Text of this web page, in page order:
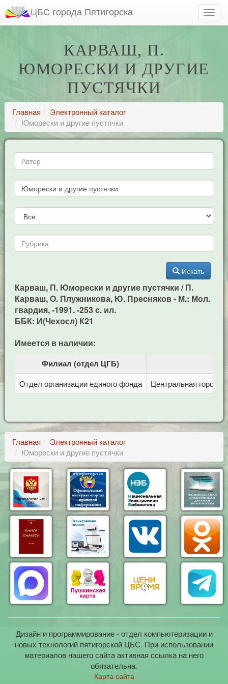
ЦБС города Пятигорска
КАРВАШ, П.
ЮМОРЕСКИ И ДРУГИЕ
ПУСТЯЧКИ
Главная
Электронный каталог
Юморески и другие пустячки
Искать
Карваш, П. Юморески и другие пустячки / П.
Карваш, О. Плужникова, Ю. Пресняков - М.: Мол.
гвардия, -1991. -253 с. ил.
ББК: И(Чехосл) К21
Имеется в наличии:
Филиал (отдел ЦГБ)
Отдел организации единого фонда Центральная
Главная
Электронный каталог
Юморески и другие пустячки
Дизайн и программирование - отдел компьютеризации и
новых технологий пятигорской ЦБС. При использовании
материалов нашего сайта активная ссылка на него
обязательна.
Карта сайта